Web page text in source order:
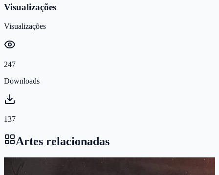
Visualizações
Visualizações
247
Downloads
137
Artes relacionadas